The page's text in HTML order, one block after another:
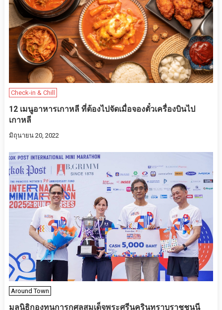
Check-in & Chill
12 เมนูอาหารเกาหลี ที่ต้องไปจัดเมื่อจองตั๋วเครื่องบินไป
เกาหลี
มิถุนายน 20, 2022
Around Town
มูลนิธิกองทุนการกุศลสมเด็จพระศรีนครินทราบราชชนนี